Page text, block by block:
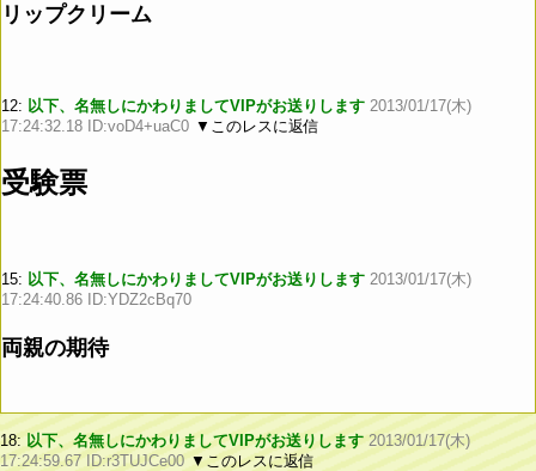
リップクリーム
12: 以下、名無しにかわりましてVIPがお送りします 2013/01/17(木)
17:24:32.18 ID:voD4+uaC0 ▼このレスに返信
受験票
15: 以下、名無しにかわりましてVIPがお送りします 2013/01/17(木)
17:24:40.86 ID:YDZ2cBq70
両親の期待
18: 以下、名無しにかわりましてVIPがお送りします 2013/01/17(木)
17:24:59.67 ID:r3TUJCe00 ▼このレスに返信